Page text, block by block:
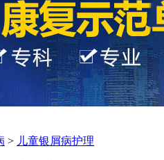
> 儿童银屑病护理